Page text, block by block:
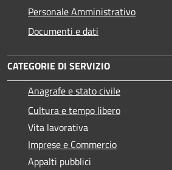
Personale Amministrativo
Documenti e dati
CATEGORIE DI SERVIZIO
Anagrafe e stato civile
Cultura e tempo libero
Vita lavorativa
Imprese e Commercio
Appalti pubblici